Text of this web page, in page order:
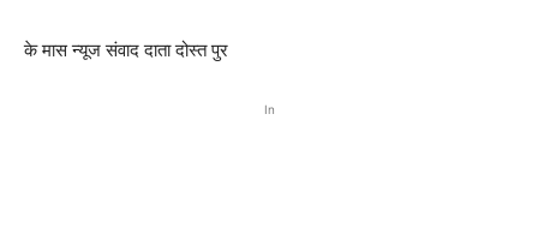
के मास न्यूज संवाद दाता दोस्त पुर
In